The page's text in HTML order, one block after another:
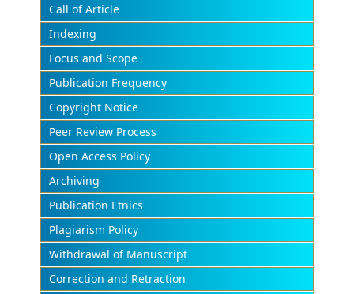
Call of Article
Indexing
Focus and Scope
Publication Frequency
Copyright Notice
Peer Review Process
Open Access Policy
Archiving
Publication Etnics
Plagiarism Policy
Withdrawal of Manuscript
Correction and Retraction